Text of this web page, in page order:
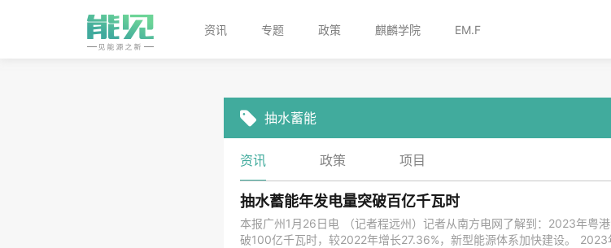
资讯 专题 政策 麒麟学院 EM.F
抽水蓄能
资讯 政策 项目
抽水蓄能年发电量突破百亿千瓦时
本报广州1月26日电 （记者程远州）记者从南方电网了解到：2023年粤
破100亿千瓦时，较2022年增长27.36%，新型能源体系加快建设。 2023